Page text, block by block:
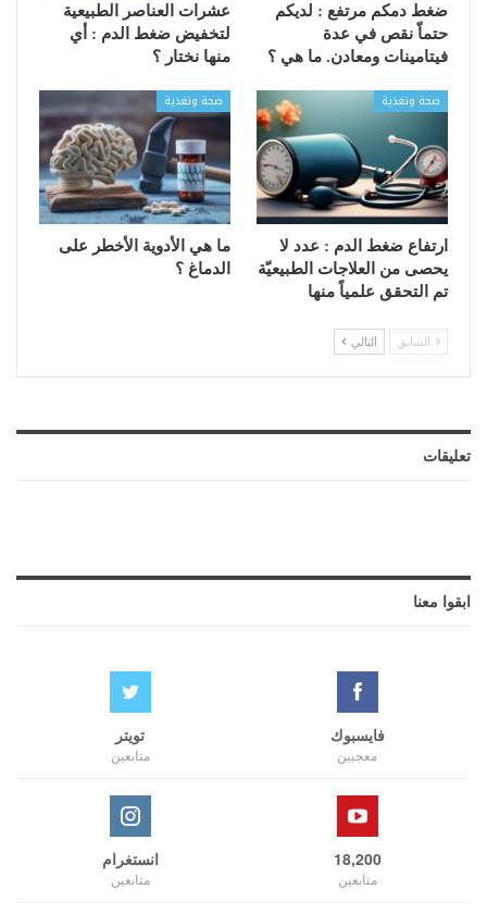
ضغط دمكم مرتفع : لديكم
حتماّ نقص في عدة
فيتامينات ومعادن. ما هي ؟
عشرات العناصر الطبيعية
لتخفيض ضغط الدم : أي
منها نختار ؟
صحة وتغذية
ارتفاع ضغط الدم : عدد لا
يحصى من العلاجات الطبيعيّة
تم التحقق علمياً منها
صحة وتغذية
ما هي الأدوية الأخطر على
الدماغ ؟
السابق التالي
تعليقات
ابقوا معنا
فايسبوك
معجبين
تويتر
متابعين
18,200
متابعين
انستغرام
متابعين